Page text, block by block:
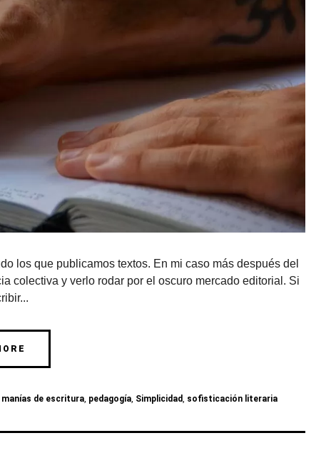
los que publicamos textos. En mi caso más después del
colectiva y verlo rodar por el oscuro mercado editorial. Si
manías de escritura, pedagogía, Simplicidad, sofisticación literaria